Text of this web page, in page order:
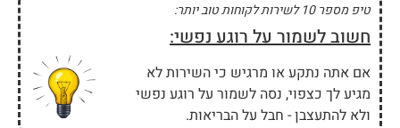
טיפ מספר 10 לשירות לקוחות טוב יותר:
חשוב לשמור על רוגע נפשי:
אם אתה נתקע או מרגיש כי השירות לא
מגיע לך כצפוי, נסה לשמור על רוגע נפשי
ולא להתעצבן - חבל על הבריאות.